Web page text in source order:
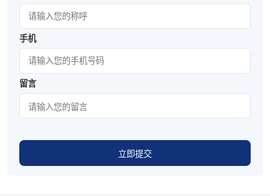
手机
留言
立即提交